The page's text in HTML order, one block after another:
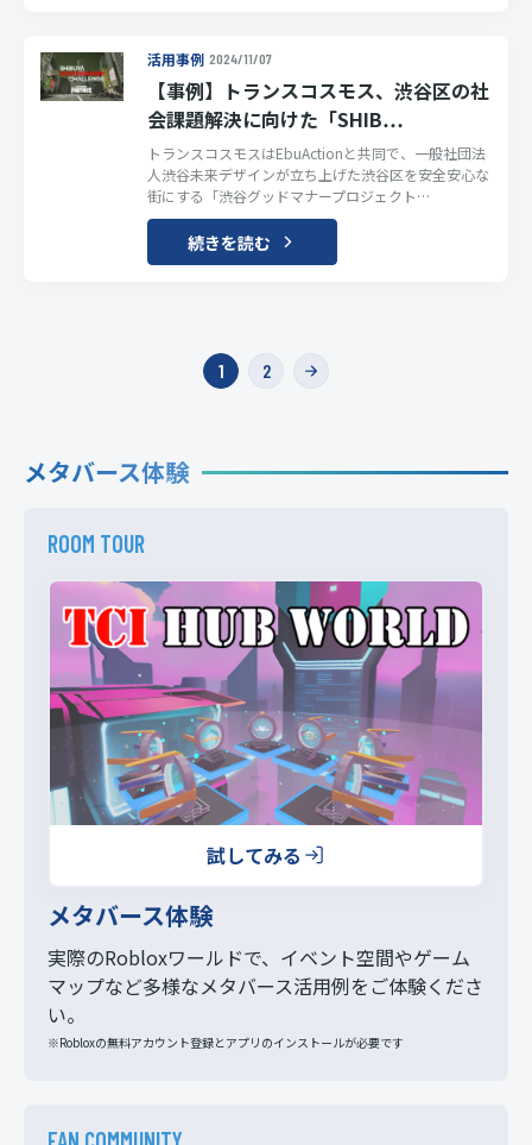
活用事例 2024/11/07
【事例】トランスコスモス、渋谷区の社
会課題解決に向けた「SHIB…
トランスコスモスはEbuActionと共同で、一般社団法
人渋谷未来デザインが立ち上げた渋谷区を安全安心な
街にする「渋谷グッドマナープロジェクト…
続きを読む
ペ
1 2
メタバース体験
ROOM TOUR
試してみる
メタバース体験
実際のRobloxワールドで、イベント空間やゲーム
マップなど多様なメタバース活用例をご体験くださ
い。
※Robloxの無料アカウント登録とアプリのインストールが必要です